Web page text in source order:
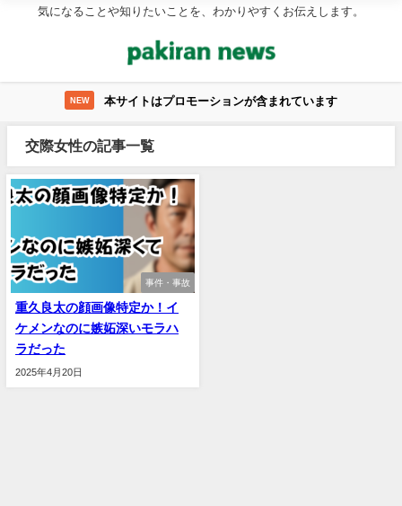
気になることや知りたいことを、わかりやすくお伝えします。
NEW 本サイトはプロモーションが含まれています
交際女性の記事一覧
事件・事故
重久良太の顔画像特定か！イ
ケメンなのに嫉妬深いモラハ
ラだった
2025年4月20日